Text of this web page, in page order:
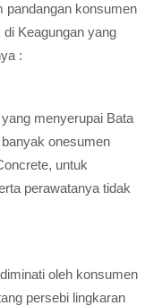
pandangan konsumen
Keagungan yang
:
menyerupai Bata
onesumen
untuk
perawatanya tidak
oleh konsumen
persebi lingkaran